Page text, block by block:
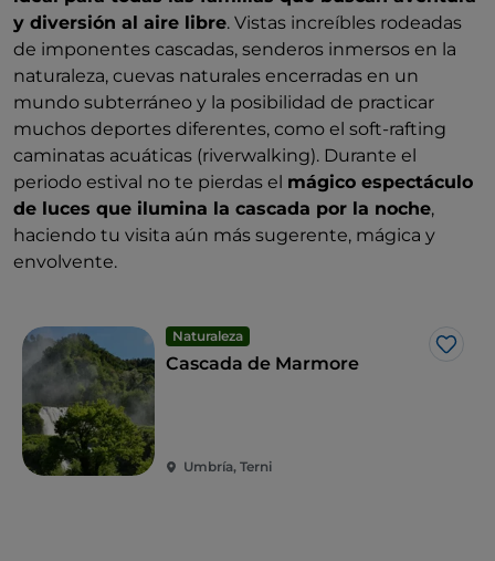
y diversión al aire libre. Vistas increíbles rodeadas
de imponentes cascadas, senderos inmersos en la
naturaleza, cuevas naturales encerradas en un
mundo subterráneo y la posibilidad de practicar
muchos deportes diferentes, como el soft-rafting
caminatas acuáticas (riverwalking). Durante el
periodo estival no te pierdas el mágico espectáculo
de luces que ilumina la cascada por la noche,
haciendo tu visita aún más sugerente, mágica y
envolvente.
Naturaleza
Me
Cascada de Marmore
Umbría, Terni